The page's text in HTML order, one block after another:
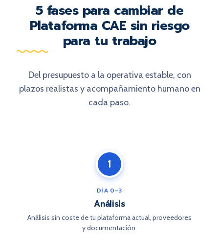
5 fases para cambiar de
Plataforma CAE sin riesgo
para tu trabajo
Del presupuesto a la operativa estable, con
plazos realistas y acompañamiento humano en
cada paso.
1
DÍA 0–3
Análisis
Análisis sin coste de tu plataforma actual, proveedores
y documentación.